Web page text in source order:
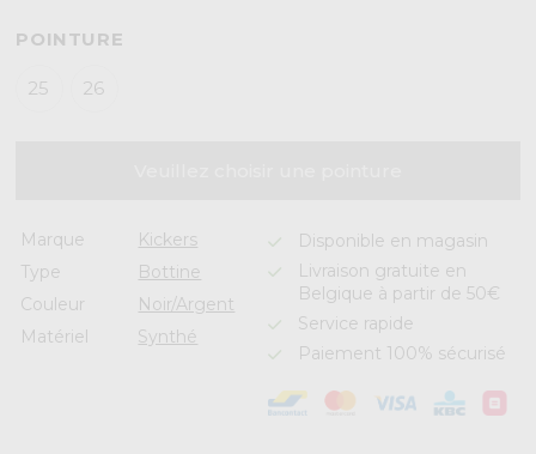
POINTURE
25 26
Marque
Kickers
Type
Bottine
Couleur
Noir/Argent
Matériel
Synthé
Disponible en magasin
Livraison gratuite en
Belgique à partir de 50€
Service rapide
Paiement 100% sécurisé